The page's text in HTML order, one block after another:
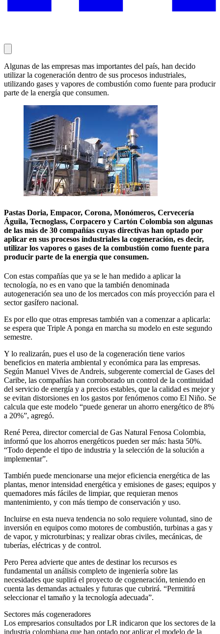
Algunas de las empresas mas importantes del país, han decido
utilizar la cogeneración dentro de sus procesos industriales,
utilizando gases y vapores de combustión como fuente para producir
parte de la energía que consumen.
Pastas Doria, Empacor, Corona, Monómeros, Cervecería
Águila, Tecnoglass, Corpacero y Cartón Colombia son algunas
de las más de 30 compañías cuyas directivas han optado por
aplicar en sus procesos industriales la cogeneración, es decir,
utilizar los vapores o gases de la combustión como fuente para
producir parte de la energía que consumen.
Con estas compañías que ya se le han medido a aplicar la
tecnología, no es en vano que la también denominada
autogeneración sea uno de los mercados con más proyección para el
sector gasífero nacional.
Es por ello que otras empresas también van a comenzar a aplicarla:
se espera que Triple A ponga en marcha su modelo en este segundo
semestre.
Y lo realizarán, pues el uso de la cogeneración tiene varios
beneficios en materia ambiental y económica para las empresas.
Según Manuel Vives de Andreis, subgerente comercial de Gases del
Caribe, las compañías han corroborado un control de la continuidad
del servicio de energía y a precios estables, que la calidad es mejor y
se evitan distorsiones en los gastos por fenómenos como El Niño. Se
calcula que este modelo “puede generar un ahorro energético de 8%
a 20%”, agregó.
René Perea, director comercial de Gas Natural Fenosa Colombia,
informó que los ahorros energéticos pueden ser más: hasta 50%.
“Todo depende el tipo de industria y la selección de la solución a
implementar”.
También puede mencionarse una mejor eficiencia energética de las
plantas, menor intensidad energética y emisiones de gases; equipos y
quemadores más fáciles de limpiar, que requieran menos
mantenimiento, y con más tiempo de conservación y uso.
Incluirse en esta nueva tendencia no solo requiere voluntad, sino de
inversión en equipos como motores de combustión, turbinas a gas y
de vapor, y microturbinas; y realizar obras civiles, mecánicas, de
tuberías, eléctricas y de control.
Pero Perea advierte que antes de destinar los recursos es
fundamental un análisis completo de ingeniería sobre las
necesidades que suplirá el proyecto de cogeneración, teniendo en
cuenta las demandas actuales y futuras que cubrirá. “Permitirá
seleccionar el tamaño y la tecnología adecuada”.
Sectores más cogeneradores
Los empresarios consultados por LR indicaron que los sectores de la
industria colombiana que han optado por aplicar el modelo de la